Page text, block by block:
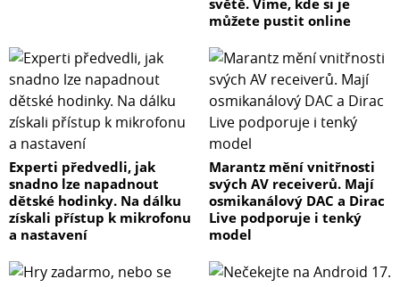
světě. Víme, kde si je
můžete pustit online
Experti předvedli, jak
snadno lze napadnout
dětské hodinky. Na dálku
získali přístup k mikrofonu
a nastavení
Marantz mění vnitřnosti
svých AV receiverů. Mají
osmikanálový DAC a Dirac
Live podporuje i tenký
model